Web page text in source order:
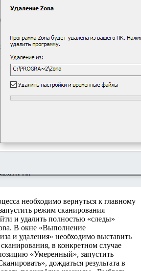
необходимо вернуться к главному
режим сканирования
и удалить полностью «следы»
В окне «Выполнение
и удаления» необходимо выставить
в конкретном случае
«Умеренный», запустить
дождаться результата в